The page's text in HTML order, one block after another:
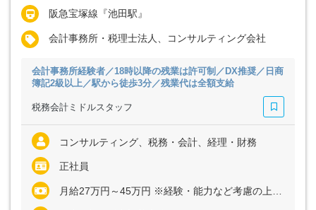
阪急宝塚線『池田駅』
会計事務所・税理士法人、コンサルティング会社
会計事務所経験者／18時以降の残業は許可制／DX推奨／日商
簿記2級以上／駅から徒歩3分／残業代は全額支給
税務会計ミドルスタッフ
コンサルティング、税務・会計、経理・財務
正社員
月給27万円～45万円 ※経験・能力など考慮の上、決定いたします ※残業代は全額支給